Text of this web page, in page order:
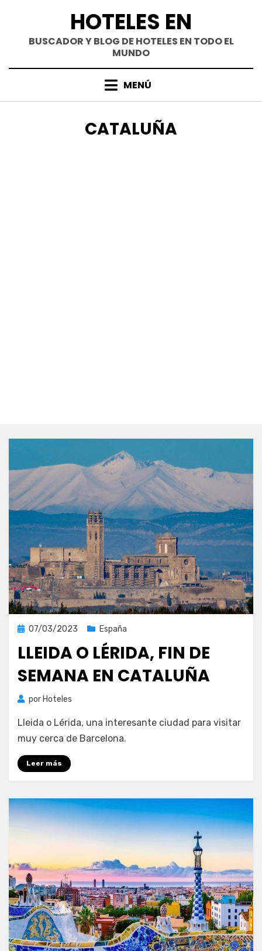
contenido
HOTELES EN
BUSCADOR Y BLOG DE HOTELES EN TODO EL
MUNDO
MENÚ
ETIQUETA
:
CATALUÑA
Publicada
07/03/2023 España
LLEIDA O LÉRIDA, FIN DE
SEMANA EN CATALUÑA
por Hoteles
Lleida o Lérida, una interesante ciudad para visitar
muy cerca de Barcelona.
Leer más